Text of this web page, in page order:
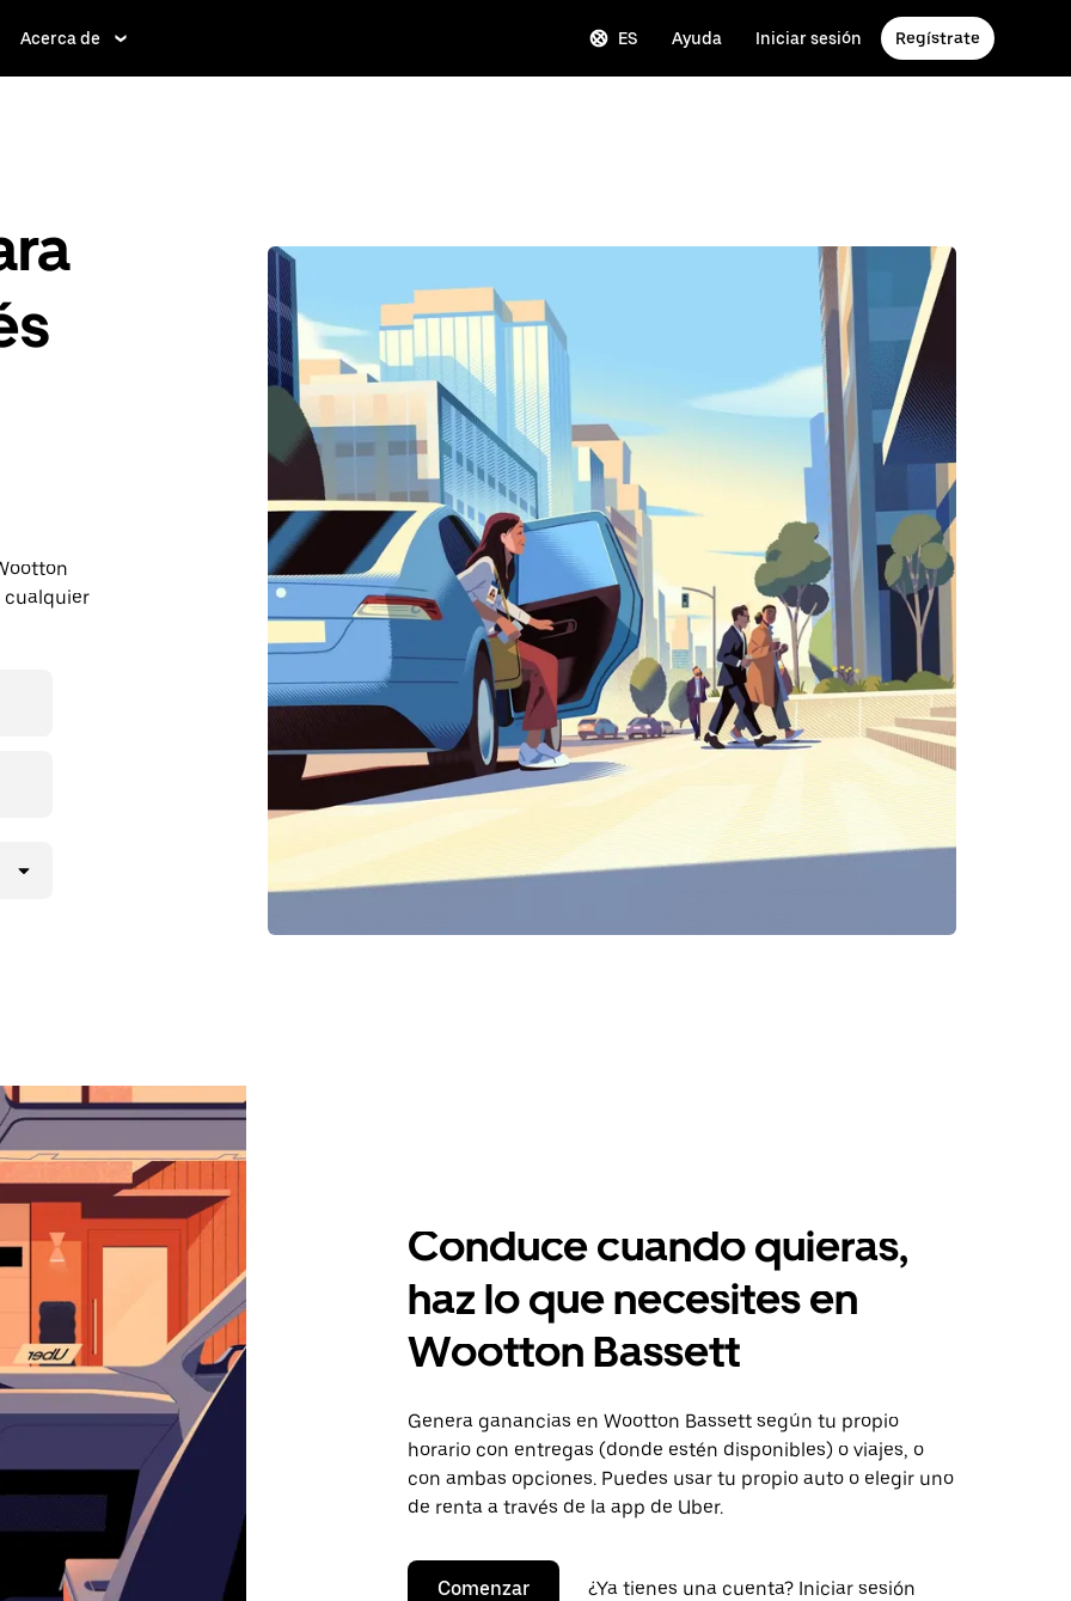
Acerca de ES Ayuda Iniciar sesión Regístrate
cualquier
Conduce cuando quieras,
haz lo que necesites en
Wootton Bassett
Genera ganancias en Wootton Bassett según tu propio
horario con entregas (donde estén disponibles) o viajes, o
con ambas opciones. Puedes usar tu propio auto o elegir uno
de renta a través de la app de Uber.
Comenzar ¿Ya tienes una cuenta? Iniciar sesión